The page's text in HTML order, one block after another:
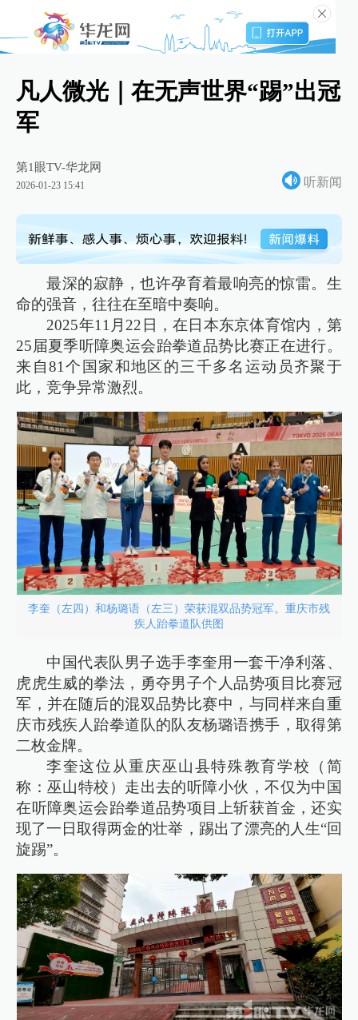
凡人微光｜在无声世界“踢”出冠
军
第1眼TV-华龙网
2026-01-23 15:41 听新闻
最深的寂静，也许孕育着最响亮的惊雷。生
命的强音，往往在至暗中奏响。
2025年11月22日，在日本东京体育馆内，第
25届夏季听障奥运会跆拳道品势比赛正在进行。
来自81个国家和地区的三千多名运动员齐聚于
此，竞争异常激烈。
李奎（左四）和杨璐语（左三）荣获混双品势冠军。重庆市残
疾人跆拳道队供图
中国代表队男子选手李奎用一套干净利落、
虎虎生威的拳法，勇夺男子个人品势项目比赛冠
军，并在随后的混双品势比赛中，与同样来自重
庆市残疾人跆拳道队的队友杨璐语携手，取得第
二枚金牌。
李奎这位从重庆巫山县特殊教育学校（简
称：巫山特校）走出去的听障小伙，不仅为中国
在听障奥运会跆拳道品势项目上斩获首金，还实
现了一日取得两金的壮举，踢出了漂亮的人生“回
旋踢”。